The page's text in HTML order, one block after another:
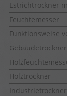
Estrichtrockner
Feuchtemesser
Funktionsweise
Gebäudetrockner
Holztrockner
Industrietrockner